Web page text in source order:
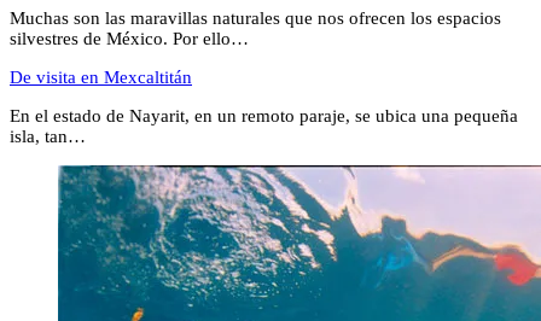
Muchas son las maravillas naturales que nos ofrecen los espacios
silvestres de México. Por ello…
De visita en Mexcaltitán
En el estado de Nayarit, en un remoto paraje, se ubica una pequeña
isla, tan…